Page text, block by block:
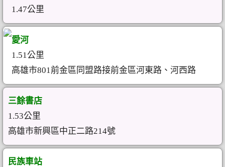
1.47公里
愛河
1.51公里
高雄市801前金區同盟路接前金區河東路、河西路
三餘書店
1.53公里
高雄市新興區中正二路214號
民族車站